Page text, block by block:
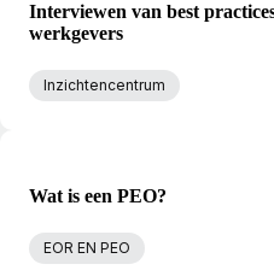
Interviewen van best
werkgevers
Inzichtencentrum
Wat is een PEO?
EOR EN PEO